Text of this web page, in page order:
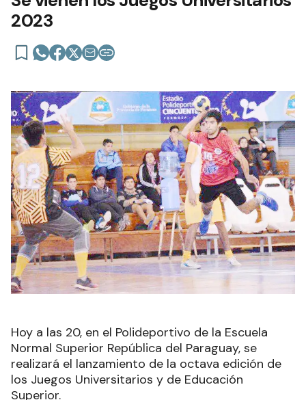
2023
Hoy a las 20, en el Polideportivo de la Escuela
Normal Superior República del Paraguay, se
realizará el lanzamiento de la octava edición de
los Juegos Universitarios y de Educación
Superior.